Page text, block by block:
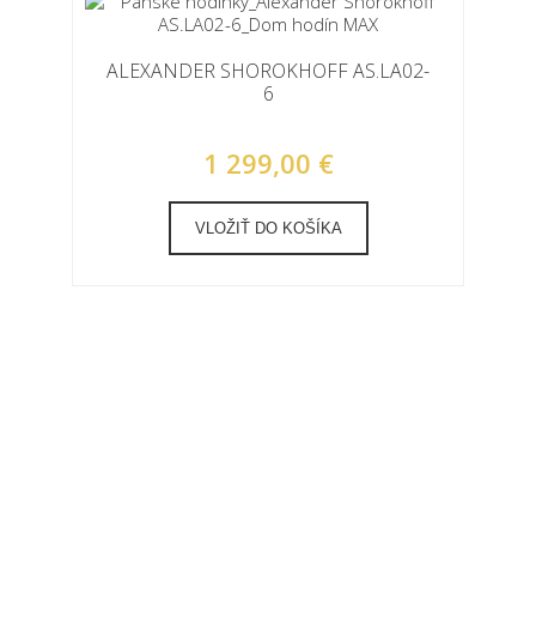
ALEXANDER SHOROKHOFF AS.LA02-
6
1 299,00 €
VLOŽIŤ DO KOŠÍKA